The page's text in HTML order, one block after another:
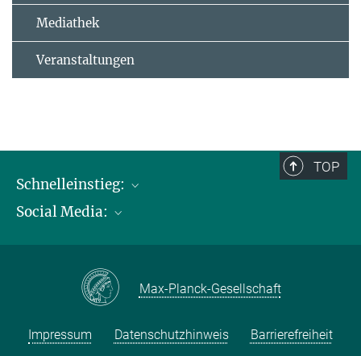
Mediathek
Veranstaltungen
TOP
Schnelleinstieg:
Publikationen
Kontakt und Anfahrtsbeschreibung
Social Media:
Max-Planck-Gesellschaft
Impressum Datenschutzhinweis Barrierefreiheit